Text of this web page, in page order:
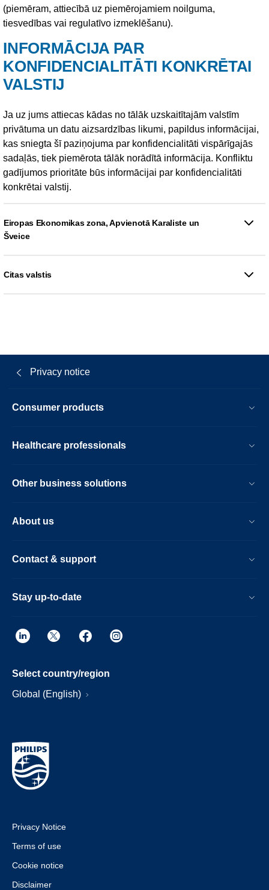
(piemēram, attiecībā uz piemērojamiem noilguma,
tiesvedības vai regulatīvo izmeklēšanu).
INFORMĀCIJA PAR
KONFIDENCIALITĀTI KONKRĒTAI
VALSTIJ
Ja uz jums attiecas kādas no tālāk uzskaitītajām valstīm
privātuma un datu aizsardzības likumi, papildus informācijai,
kas sniegta šī paziņojuma par konfidencialitāti vispārīgajās
sadaļās, tiek piemērota tālāk norādītā informācija. Konfliktu
gadījumos prioritāte būs informācijai par konfidencialitāti
konkrētai valstij.
Eiropas Ekonomikas zona, Apvienotā Karaliste un
Šveice
Citas valstis
Privacy notice
Consumer products
Healthcare professionals
Other business solutions
About us
Contact & support
Stay up-to-date
Select country/region
Global (English)
Privacy Notice
Terms of use
Cookie notice
Disclaimer